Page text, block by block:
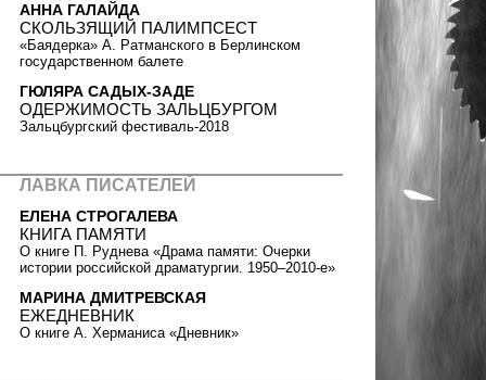
АННА ГАЛАЙДА
СКОЛЬЗЯЩИЙ ПАЛИМПСЕСТ
«Баядерка» А. Ратманского в Берлинском
государственном балете
ГЮЛЯРА САДЫХ-ЗАДЕ
ОДЕРЖИМОСТЬ ЗАЛЬЦБУРГОМ
Зальцбургский фестиваль-2018
ЛАВКА ПИСАТЕЛЕЙ
ЕЛЕНА СТРОГАЛЕВА
КНИГА ПАМЯТИ
О книге П. Руднева «Драма памяти: Очерки
истории российской драматургии. 1950–2010-е»
МАРИНА ДМИТРЕВСКАЯ
ЕЖЕДНЕВНИК
О книге А. Херманиса «Дневник»